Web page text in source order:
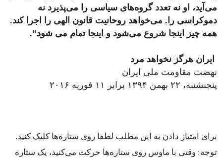
می‌آید، او نه تعدد گروه‌های سیاسی را می‌پذیرد نه
دموکراسی را. می‌خواهد روحانیت قانون الهی را اجرا کند.
همه چیز اینجا شروع می‌شود و اینجا تمام می شود”.
ایران هرگز نخواهد مرد
نهضت مقاومت ملی ایران
پنجنشنبه، ۲۲ بهمن ۱۳۹۴ برابر ۱۱ فوریه ۲۰۱۶
برای امتیاز دادن به این مطلب لطفا روی ستاره‌ها کلیک کنید.
توجه: وقتی با ماوس روی ستاره‌ها حرکت می‌کنید، یک ستاره